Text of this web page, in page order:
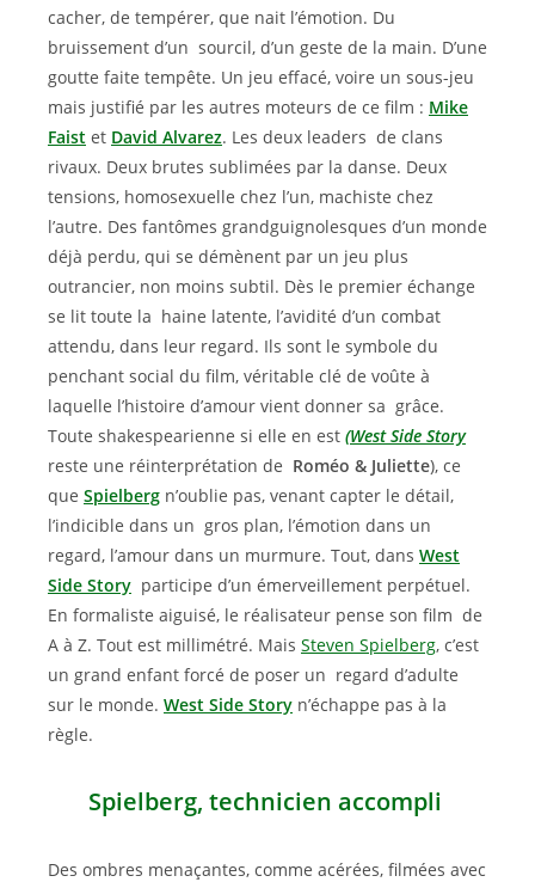
cacher, de tempérer, que nait l’émotion. Du
bruissement d’un sourcil, d’un geste de la main. D’une
goutte faite tempête. Un jeu effacé, voire un sous-jeu
mais justifié par les autres moteurs de ce film : Mike
Faist et David Alvarez. Les deux leaders de clans
rivaux. Deux brutes sublimées par la danse. Deux
tensions, homosexuelle chez l’un, machiste chez
l’autre. Des fantômes grandguignolesques d’un monde
déjà perdu, qui se démènent par un jeu plus
outrancier, non moins subtil. Dès le premier échange
se lit toute la haine latente, l’avidité d’un combat
attendu, dans leur regard. Ils sont le symbole du
penchant social du film, véritable clé de voûte à
laquelle l’histoire d’amour vient donner sa grâce.
Toute shakespearienne si elle en est (West Side Story
reste une réinterprétation de Roméo & Juliette), ce
que Spielberg n’oublie pas, venant capter le détail,
l’indicible dans un gros plan, l’émotion dans un
regard, l’amour dans un murmure. Tout, dans West
Side Story participe d’un émerveillement perpétuel.
En formaliste aiguisé, le réalisateur pense son film de
A à Z. Tout est millimétré. Mais Steven Spielberg, c’est
un grand enfant forcé de poser un regard d’adulte
sur le monde. West Side Story n’échappe pas à la
règle.
Spielberg, technicien accompli
Des ombres menaçantes, comme acérées, filmées avec